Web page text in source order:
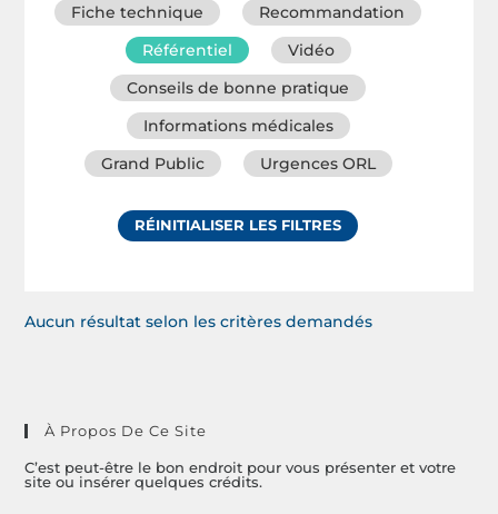
Fiche technique
Recommandation
Référentiel
Vidéo
Conseils de bonne pratique
Informations médicales
Grand Public
Urgences ORL
RÉINITIALISER LES FILTRES
Aucun résultat selon les critères demandés
À Propos De Ce Site
C’est peut-être le bon endroit pour vous présenter et votre
site ou insérer quelques crédits.